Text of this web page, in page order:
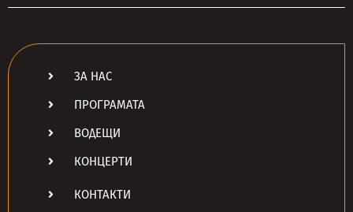
ЗА НАС
ПРОГРАМАТА
ВОДЕЩИ
КОНЦЕРТИ
КОНТАКТИ